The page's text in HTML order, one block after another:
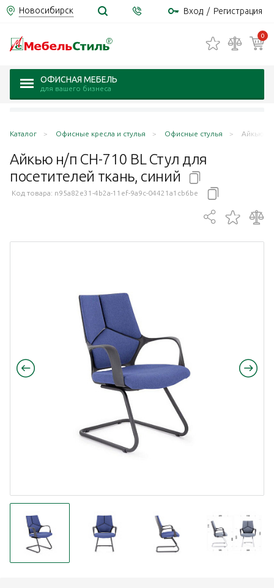
Новосибирск Вход / Регистрация
0
ОФИСНАЯ МЕБЕЛЬ
для вашего бизнеса
Каталог Офисные кресла и стулья Офисные стулья Айкью н/
Айкью н/п CH-710 BL Стул для
посетителей ткань, синий
Код товара: n95a82e31-4b2a-11ef-9a9c-04421a1cb6be